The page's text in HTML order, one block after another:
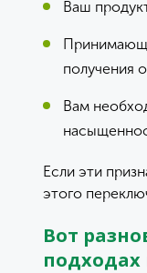
Ваш
получения
Вам
Если эти
этого
Вот
подходах